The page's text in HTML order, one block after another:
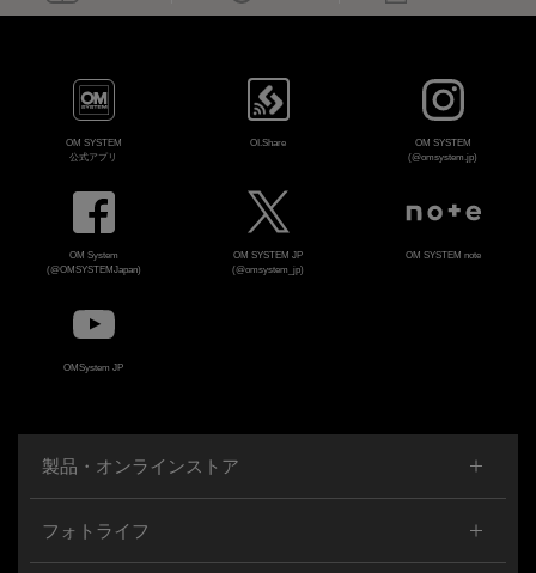
OM SYSTEM
公式アプリ
OI.Share
OM SYSTEM
(@omsystem.jp)
OM System
(@OMSYSTEMJapan)
OM SYSTEM JP
(@omsystem_jp)
OM SYSTEM note
OMSystem JP
製品・オンラインストア
フォトライフ